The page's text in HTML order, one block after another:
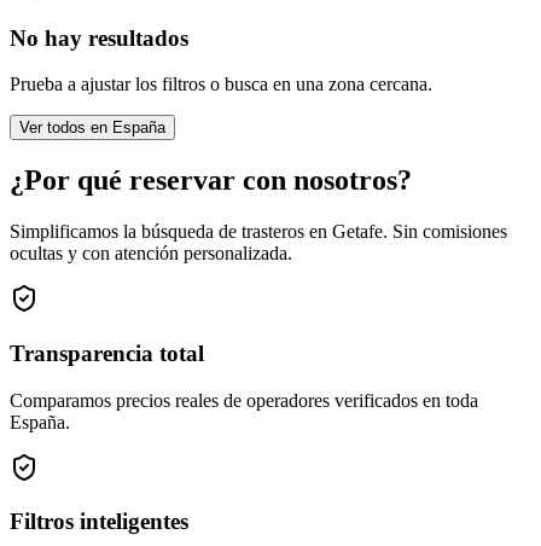
No hay resultados
Prueba a ajustar los filtros o busca en una zona cercana.
Ver todos en España
¿Por qué reservar con nosotros?
Simplificamos la búsqueda de trasteros en Getafe. Sin comisiones
ocultas y con atención personalizada.
Transparencia total
Comparamos precios reales de operadores verificados en toda
España.
Filtros inteligentes